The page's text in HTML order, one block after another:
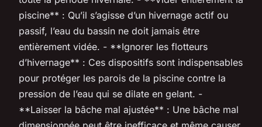
piscine** : Qu’il s’agisse d’un hivernage actif ou
passif, l’eau du bassin ne doit jamais être
entièrement vidée. - **Ignorer les flotteurs
d’hivernage** : Ces dispositifs sont indispensables
pour protéger les parois de la piscine contre la
pression de l’eau qui se dilate en gelant. -
**Laisser la bâche mal ajustée** : Une bâche mal